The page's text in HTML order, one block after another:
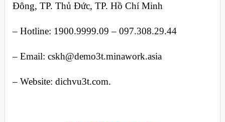
Đông, TP. Thủ Đức, TP. Hồ Chí Minh
– Hotline: 1900.9999.09 – 097.308.29.44
– Email: cskh@demo3t.minawork.asia
– Website: dichvu3t.com.